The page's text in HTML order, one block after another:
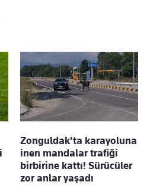
Zonguldak'ta karayoluna
inen mandalar trafiği
birbirine kattı! Sürücüler
zor anlar yaşadı